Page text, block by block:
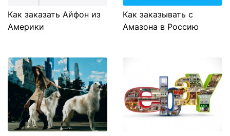
Как заказать Айфон из
Америки
Как заказывать с
Амазона в Россию